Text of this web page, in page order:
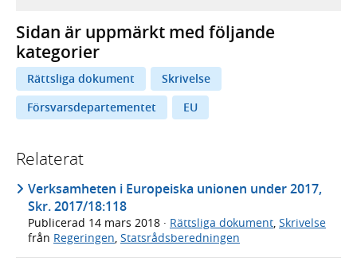
Sidan är uppmärkt med följande
kategorier
Rättsliga dokument
Skrivelse
Försvarsdepartementet
EU
Relaterat
Verksamheten i Europeiska unionen under 2017,
Skr. 2017/18:118
Publicerad 14 mars 2018 · Rättsliga dokument, Skrivelse
från Regeringen, Statsrådsberedningen